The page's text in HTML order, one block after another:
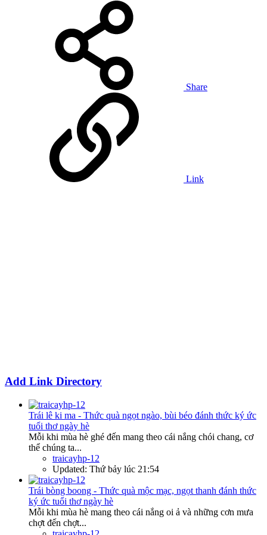
Share
Link
Add Link Directory
Trái lê ki ma - Thức quà ngọt ngào, bùi béo đánh thức ký ức
tuổi thơ ngày hè
Mỗi khi mùa hè ghé đến mang theo cái nắng chói chang, cơ
thể chúng ta...
traicayhp-12
Updated: Thứ bảy lúc 21:54
Trái bòng boong - Thức quà mộc mạc, ngọt thanh đánh thức
ký ức tuổi thơ ngày hè
Mỗi khi mùa hè mang theo cái nắng oi ả và những cơn mưa
chợt đến chợt...